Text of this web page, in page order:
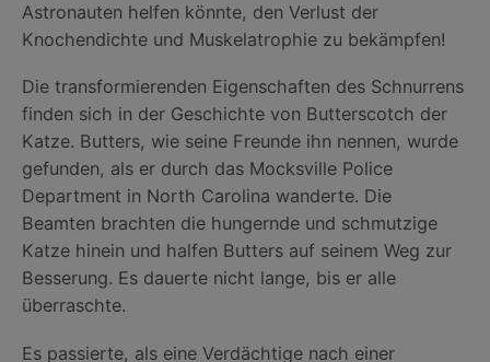
Astronauten helfen könnte, den Verlust der
Knochendichte und Muskelatrophie zu bekämpfen!
Die transformierenden Eigenschaften des Schnurrens
finden sich in der Geschichte von Butterscotch der
Katze. Butters, wie seine Freunde ihn nennen, wurde
gefunden, als er durch das Mocksville Police
Department in North Carolina wanderte. Die
Beamten brachten die hungernde und schmutzige
Katze hinein und halfen Butters auf seinem Weg zur
Besserung. Es dauerte nicht lange, bis er alle
überraschte.
Es passierte, als eine Verdächtige nach einer